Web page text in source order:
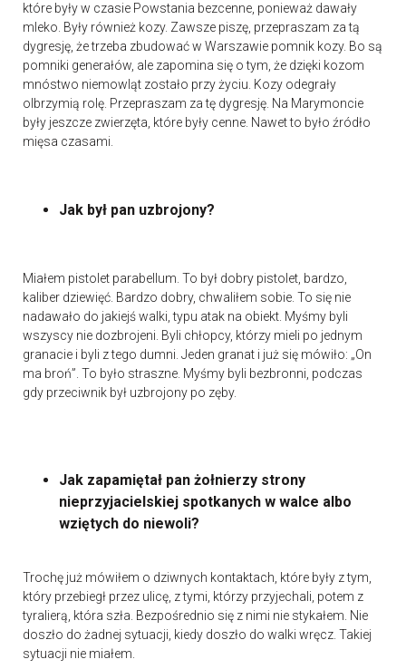
które były w czasie Powstania bezcenne, ponieważ dawały
mleko. Były również kozy. Zawsze piszę, przepraszam za tą
dygresję, że trzeba zbudować w Warszawie pomnik kozy. Bo są
pomniki generałów, ale zapomina się o tym, że dzięki kozom
mnóstwo niemowląt zostało przy życiu. Kozy odegrały
olbrzymią rolę. Przepraszam za tę dygresję. Na Marymoncie
były jeszcze zwierzęta, które były cenne. Nawet to było źródło
mięsa czasami.
Jak był pan uzbrojony?
Miałem pistolet parabellum. To był dobry pistolet, bardzo,
kaliber dziewięć. Bardzo dobry, chwaliłem sobie. To się nie
nadawało do jakiejś walki, typu atak na obiekt. Myśmy byli
wszyscy nie dozbrojeni. Byli chłopcy, którzy mieli po jednym
granacie i byli z tego dumni. Jeden granat i już się mówiło: „On
ma broń”. To było straszne. Myśmy byli bezbronni, podczas
gdy przeciwnik był uzbrojony po zęby.
Jak zapamiętał pan żołnierzy strony
nieprzyjacielskiej spotkanych w walce albo
wziętych do niewoli?
Trochę już mówiłem o dziwnych kontaktach, które były z tym,
który przebiegł przez ulicę, z tymi, którzy przyjechali, potem z
tyralierą, która szła. Bezpośrednio się z nimi nie stykałem. Nie
doszło do żadnej sytuacji, kiedy doszło do walki wręcz. Takiej
sytuacji nie miałem.